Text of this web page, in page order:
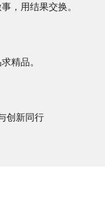
，用结果交换。
精品。
创新同行